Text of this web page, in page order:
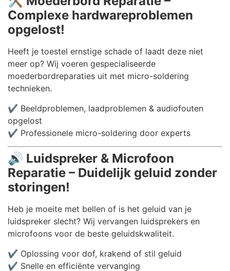
Complexe hardwareproblemen
opgelost!
Heeft je toestel ernstige schade of laadt deze niet
meer op? Wij voeren gespecialiseerde
moederbordreparaties uit met micro-soldering
technieken.
✔️ Beeldproblemen, laadproblemen & audiofouten
opgelost
✔️ Professionele micro-soldering door experts
🔊 Luidspreker & Microfoon
Reparatie – Duidelijk geluid zonder
storingen!
Heb je moeite met bellen of is het geluid van je
luidspreker slecht? Wij vervangen luidsprekers en
microfoons voor de beste geluidskwaliteit.
✔️ Oplossing voor dof, krakend of stil geluid
✔️ Snelle en efficiënte vervanging